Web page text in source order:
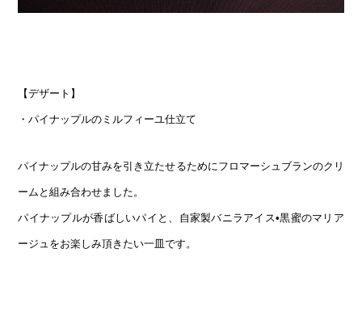
【デザート】
・パイナップルのミルフィーユ仕立て
パイナップルの甘みを引き立たせるためにフロマーシュブランのクリ
ームと組み合わせました。
パイナップルが香ばしいパイと、自家製バニラアイス•黒蜜のマリア
ージュをお楽しみ頂きたい一皿です。